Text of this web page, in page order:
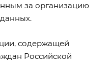
за организацию
содержащей
Российской